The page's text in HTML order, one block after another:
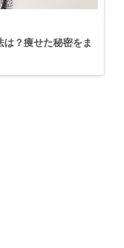
は？痩せた秘密をま